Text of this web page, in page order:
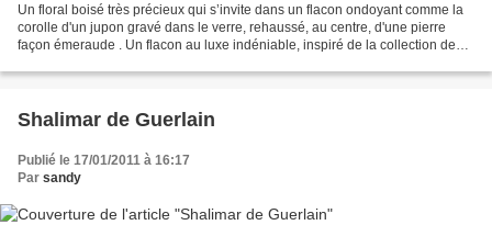
Un floral boisé très précieux qui s’invite dans un flacon ondoyant comme la
corolle d'un jupon gravé dans le verre, rehaussé, au centre, d'une pierre
façon émeraude . Un flacon au luxe indéniable, inspiré de la collection de
Shalimar de Guerlain
Publié le 17/01/2011 à 16:17
Par sandy